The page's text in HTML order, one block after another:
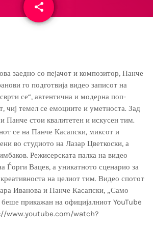
share
email
заедно со пејачот и композитор, Панче
го подготвија видео записот на
се“, автентична и модерна поп-
чиј темел се емоциите и уметноста. Зад
Панче стои квалитетен и искусен тим.
се на Панче Касапски, миксот и
во студиото на Лазар Цветкоски, а
Режисерската палка на видео
Ѓорги Вацев, а уникатното сценарио за
на целиот тим. Видео спотот
Иванова и Панче Касапски, „Само
прикажан на официјалниот YouTube
www.youtube.com/watch?